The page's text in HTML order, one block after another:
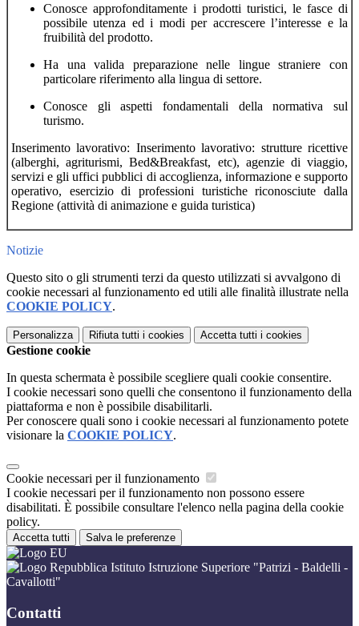
Conosce approfonditamente i prodotti turistici, le fasce di
possibile utenza ed i modi per accrescere l’interesse e la
fruibilità del prodotto.
Ha una valida preparazione nelle lingue straniere con
particolare riferimento alla lingua di settore.
Conosce gli aspetti fondamentali della normativa sul
turismo.
Inserimento lavorativo: Inserimento lavorativo: strutture ricettive
(alberghi, agriturismi, Bed&Breakfast, etc), agenzie di viaggio,
servizi e gli uffici pubblici di accoglienza, informazione e supporto
operativo, esercizio di professioni turistiche riconosciute dalla
Regione (attività di animazione e guida turistica)
Notizie
Questo sito o gli strumenti terzi da questo utilizzati si avvalgono di
cookie necessari al funzionamento ed utili alle finalità illustrate nella
COOKIE POLICY.
Personalizza Rifiuta tutti i cookies Accetta tutti i cookies
Gestione cookie
In questa schermata è possibile scegliere quali cookie consentire.
I cookie necessari sono quelli che consentono il funzionamento della
piattaforma e non è possibile disabilitarli.
Per conoscere quali sono i cookie necessari al funzionamento potete
visionare la COOKIE POLICY.
Cookie necessari per il funzionamento
I cookie necessari per il funzionamento non possono essere
disabilitati. È possibile consultare l'elenco nella pagina della cookie
policy.
Accetta tutti Salva le preferenze
Istituto Istruzione Superiore "Patrizi - Baldelli -
Cavallotti"
Contatti